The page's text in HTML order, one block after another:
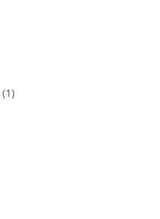
(1)